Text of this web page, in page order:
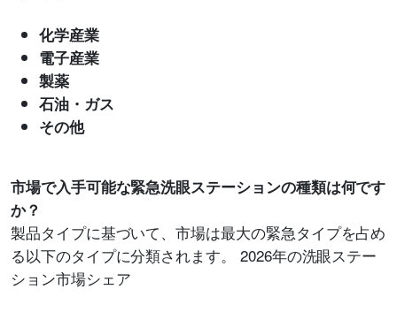
化学産業
電子産業
製薬
石油・ガス
その他
市場で入手可能な緊急洗眼ステーションの種類は何です
か？
製品タイプに基づいて、市場は最大の緊急タイプを占め
る以下のタイプに分類されます。 2026年の洗眼ステー
ション市場シェア